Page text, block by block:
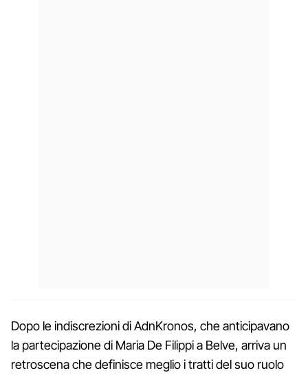
Dopo le indiscrezioni di AdnKronos, che anticipavano
la partecipazione di Maria De Filippi a Belve, arriva un
retroscena che definisce meglio i tratti del suo ruolo